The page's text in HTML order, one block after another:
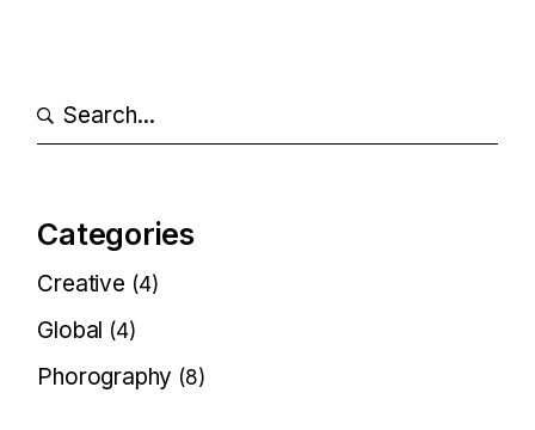
Categories
Creative (4)
Global (4)
Phorography (8)